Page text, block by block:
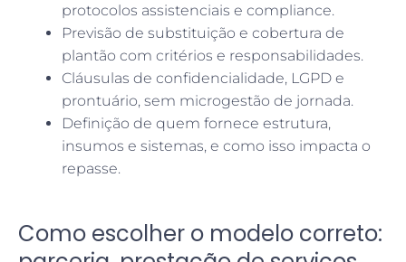
protocolos assistenciais e compliance.
Previsão de substituição e cobertura de
plantão com critérios e responsabilidades.
Cláusulas de confidencialidade, LGPD e
prontuário, sem microgestão de jornada.
Definição de quem fornece estrutura,
insumos e sistemas, e como isso impacta o
repasse.
Como escolher o modelo correto: